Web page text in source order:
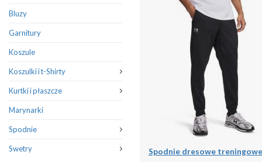
Bluzy
Garnitury
Koszule
Koszulki i t-Shirty
Kurtki i płaszcze
Marynarki
Spodnie
Swetry